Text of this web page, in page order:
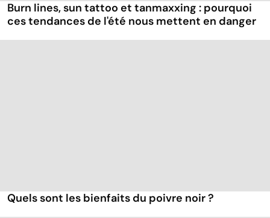
Burn lines, sun tattoo et tanmaxxing : pourquoi
ces tendances de l'été nous mettent en danger
Quels sont les bienfaits du poivre noir ?